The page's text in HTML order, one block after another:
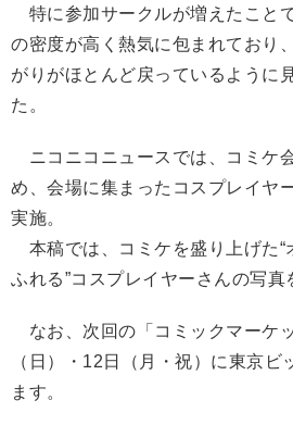
特に参加サークルが増えたこと
の密度が高く熱気に包まれており
がりがほとんど戻っているように
た。
ニコニコニュースでは、コミケ
め、会場に集まったコスプレイヤ
実施。
本稿では、コミケを盛り上げた“
ふれる”コスプレイヤーさんの写真
なお、次回の「コミックマーケ
（日）・12日（月・祝）に東京ビ
ます。